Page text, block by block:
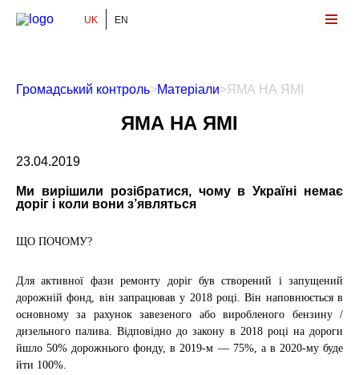
Громадський Контроль
UK EN
Громадський контроль>Матеріали>ЯМА НА ЯМІ
ЯМА НА ЯМІ
23.04.2019
Ми вирішили розібратися, чому в Україні немає
доріг і коли вони з’являться
ЩО ПОЧОМУ?
Для активної фази ремонту доріг був створений і запущений
дорожній фонд, він запрацював у 2018 році. Він наповнюється в
основному за рахунок завезеного або виробленого бензину /
дизельного палива. Відповідно до закону в 2018 році на дороги
йшло 50% дорожнього фонду, в 2019-м — 75%, а в 2020-му буде
йти 100%.